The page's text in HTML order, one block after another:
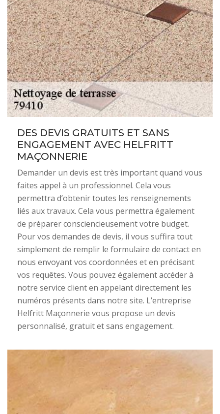
DES DEVIS GRATUITS ET SANS
ENGAGEMENT AVEC HELFRITT
MAÇONNERIE
Demander un devis est très important quand vous
faites appel à un professionnel. Cela vous
permettra d’obtenir toutes les renseignements
liés aux travaux. Cela vous permettra également
de préparer consciencieusement votre budget.
Pour vos demandes de devis, il vous suffira tout
simplement de remplir le formulaire de contact en
nous envoyant vos coordonnées et en précisant
vos requêtes. Vous pouvez également accéder à
notre service client en appelant directement les
numéros présents dans notre site. L’entreprise
Helfritt Maçonnerie vous propose un devis
personnalisé, gratuit et sans engagement.